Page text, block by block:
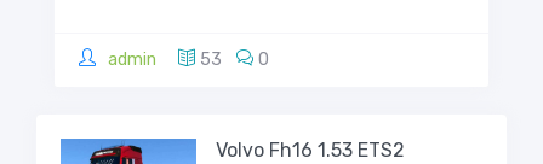
admin 53 0
Volvo Fh16 1.53 ETS2